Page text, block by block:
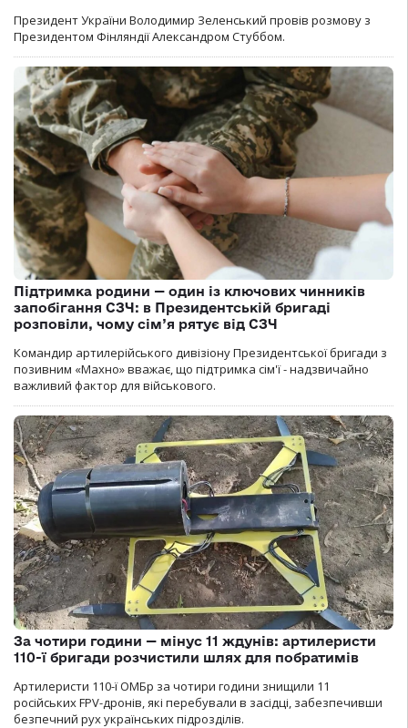
Президент України Володимир Зеленський провів розмову з
Президентом Фінляндії Александром Стуббом.
Підтримка родини — один із ключових чинників
запобігання СЗЧ: в Президентській бригаді
розповіли, чому сім’я рятує від СЗЧ
Командир артилерійського дивізіону Президентської бригади з
позивним «Махно» вважає, що підтримка сім'ї - надзвичайно
важливий фактор для військового.
За чотири години — мінус 11 ждунів: артилеристи
110-ї бригади розчистили шлях для побратимів
Артилеристи 110-ї ОМБр за чотири години знищили 11
російських FPV-дронів, які перебували в засідці, забезпечивши
безпечний рух українських підрозділів.